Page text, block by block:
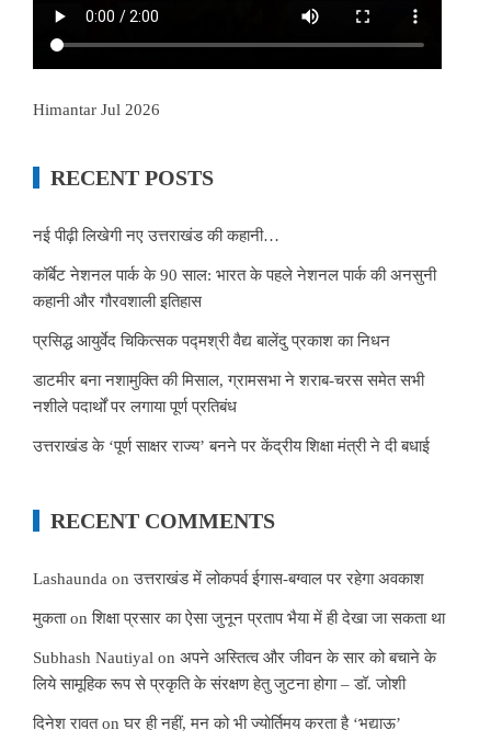
Himantar Jul 2026
RECENT POSTS
नई पीढ़ी लिखेगी नए उत्तराखंड की कहानी…
कॉर्बेट नेशनल पार्क के 90 साल: भारत के पहले नेशनल पार्क की अनसुनी
कहानी और गौरवशाली इतिहास
प्रसिद्ध आयुर्वेद चिकित्सक पद्मश्री वैद्य बालेंदु प्रकाश का निधन
डाटमीर बना नशामुक्ति की मिसाल, ग्रामसभा ने शराब-चरस समेत सभी
नशीले पदार्थों पर लगाया पूर्ण प्रतिबंध
उत्तराखंड के ‘पूर्ण साक्षर राज्य’ बनने पर केंद्रीय शिक्षा मंत्री ने दी बधाई
RECENT COMMENTS
Lashaunda onउत्तराखंड में लोकपर्व ईगास-बग्वाल पर रहेगा अवकाश
मुकताonशिक्षा प्रसार का ऐसा जुनून प्रताप भैया में ही देखा जा सकता था
Subhash Nautiyal on अपने अस्तित्व और जीवन के सार को बचाने के
लिये सामूहिक रूप से प्रकृति के संरक्षण हेतु जुटना होगा – डॉ. जोशी
दिनेश रावतonघर ही नहीं, मन को भी ज्योर्तिमय करता है ‘भद्याऊ’